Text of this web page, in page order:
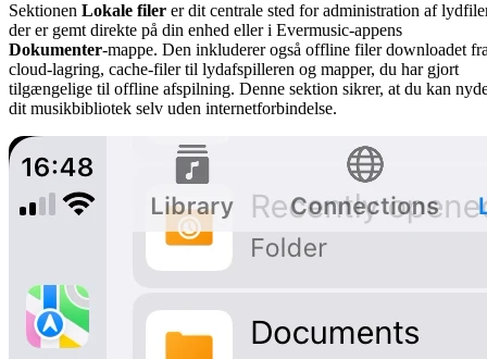
Sektionen Lokale filer er dit centrale sted for administration af
der er gemt direkte på din enhed eller i Evermusic-appens
Dokumenter-mappe. Den inkluderer også offline filer downloadet
cloud-lagring, cache-filer til lydafspilleren og mapper, du har gjort
tilgængelige til offline afspilning. Denne sektion sikrer, at du kan
dit musikbibliotek selv uden internetforbindelse.